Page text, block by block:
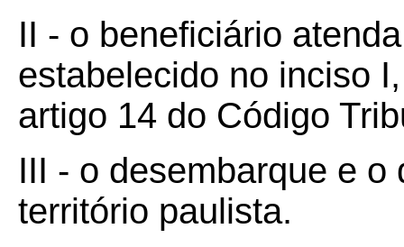
II - o beneficiário
estabelecido no inciso
artigo 14 do Código
III - o desembarque e
território paulista.